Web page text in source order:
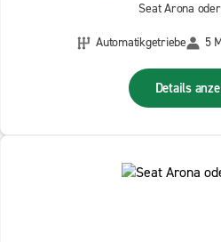
Seat Arona
Automatikgetriebe
5
Details